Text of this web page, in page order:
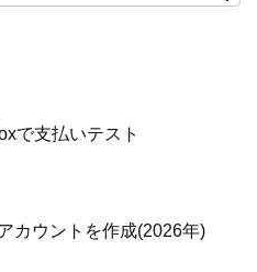
で支払いテスト
カウントを作成(2026年)